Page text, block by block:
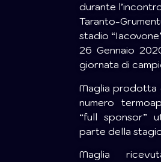
durante
Taranto-
stadio
26 Gennaio
giornata di
Maglia prodotta
numero
“full sponsor”
parte della
Maglia